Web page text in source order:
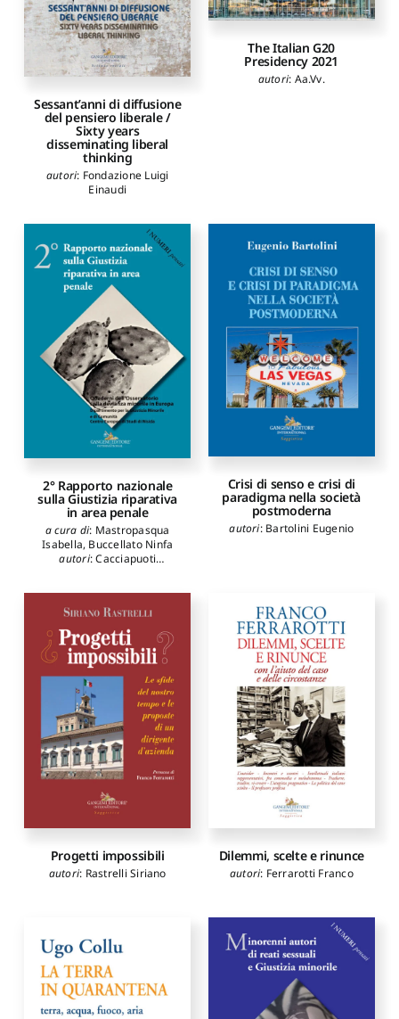
Sessant’anni di diffusione
del pensiero liberale /
Sixty years
disseminating liberal
thinking
autori: Fondazione Luigi
Einaudi
The Italian G20
Presidency 2021
autori: Aa.Vv.
2° Rapporto nazionale
sulla Giustizia riparativa
in area penale
a cura di: Mastropasqua
Isabella, Buccellato Ninfa
autori:Cacciapuoti
Scivoletto Chiara,Maci
Francesca
,Vezzadini
Susanna,Garbarino
Francesca,Giulini Paolo,
Bracalenti Raffaele
Burgalassi Marco
Corleto
Carmela,Mazzuca Lucia,
Chirone Maria Paola,Perra
Caterina,Lobascio
Domenico,Rana Ippolita,
Monaco Angelo
Casiello
Maria,Cuzzocrea Daniela,
Pinna Gianni,Venti Liborio
Marchetti Ilaria
Massimo,Cattaruzzi
Michele
Crisi di senso e crisi di
paradigma nella società
postmoderna
autori: Bartolini Eugenio
Progetti impossibili
autori: Rastrelli Siriano
Dilemmi, scelte e rinunce
autori: Ferrarotti Franco